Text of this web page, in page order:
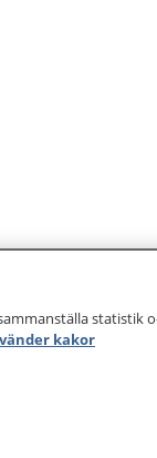
statistik
kakor